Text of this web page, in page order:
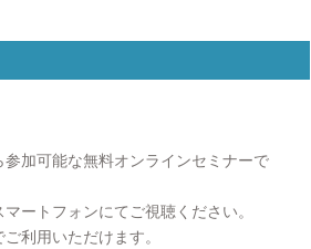
加可能な無料オンラインセミナーで
ートフォンにてご視聴ください。
利用いただけます。